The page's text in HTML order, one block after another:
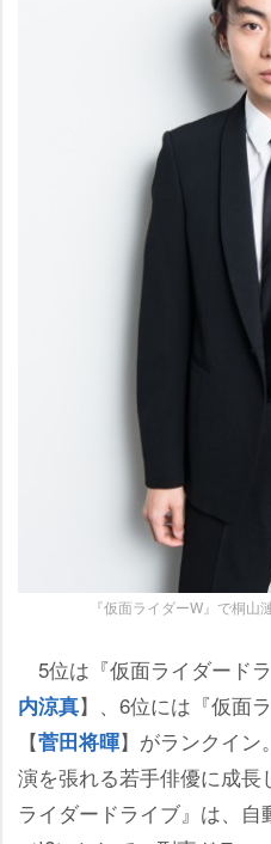
『仮面ライダーW』で桐
5位は『仮面ライダード
内涼真】、6位には『仮面
【菅田将暉】がランクイン
演を張れる若手俳優に成
ライダードライブ』は、